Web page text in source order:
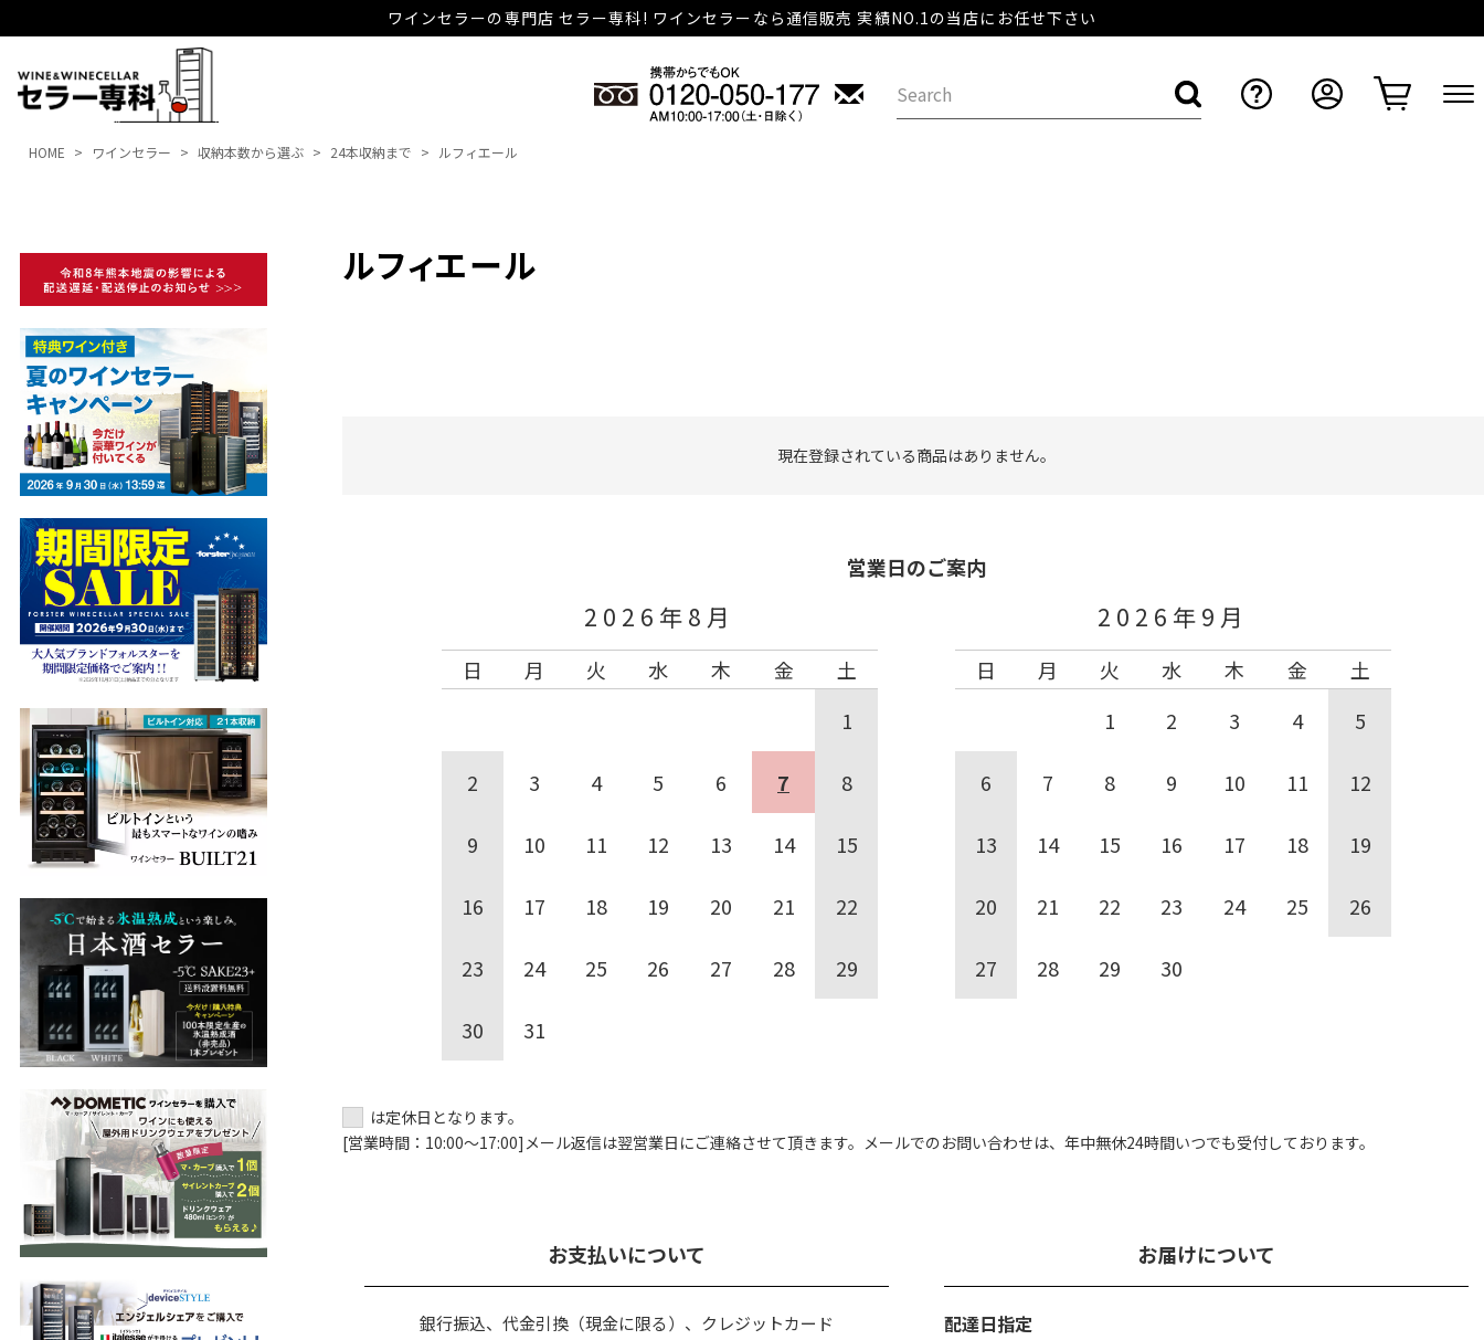
ワインセラーの専門店 セラー専科! ワインセラーなら通信販売 実績NO.1の当店にお任せ下さい
HOME ワインセラー 収納本数から選ぶ 24本収納まで ルフィエール
ルフィエール
現在登録されている商品はありません。
営業日のご案内
2026年8月
日 月 火 水 木 金
土
1
2 3 4 5 6 7 8
9 10 11 12 13 14 15
16 17 18 19 20 21 22
23 24 25 26 27 28 29
30 31
2026年9月
日 月 火 水 木 金
土
1
2 3 4 5
6 7 8 9 10 11 12
13 14 15 16 17 18 19
20 21 22 23 24 25 26
27 28 29 30
は定休日となります。
[営業時間：10:00～17:00] メール返信は翌営業日にご連絡させて頂きます。 メールでのお問い合わせは、 年中無休24時間いつでも受付しております。
お支払いについて
銀行振込、代金引換（現金に限る）、クレジットカード
お届けについて
配達日指定